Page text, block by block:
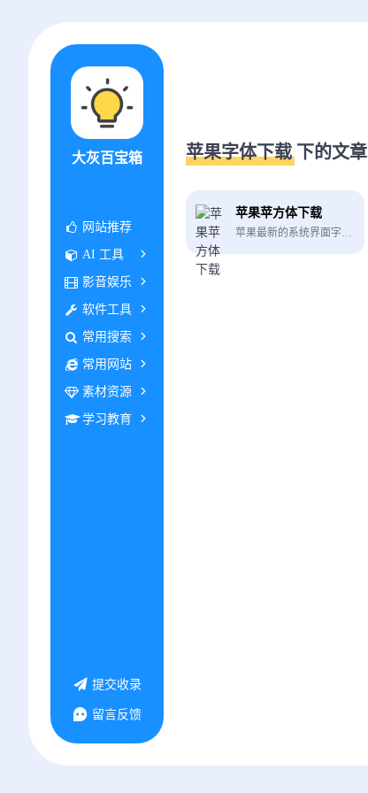
大灰百宝箱
网站推荐
AI 工具
影音娱乐
软件工具
常用搜索
常用网站
素材资源
学习教育
提交收录
留言反馈
苹果字体下载 下的文章
苹果苹方体下载
苹果最新的系统界面字体苹方体下载